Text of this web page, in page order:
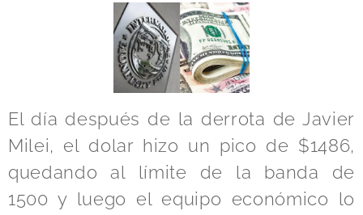
El día después de la derrota de Javier
Milei, el dolar hizo un pico de $1486,
quedando al límite de la banda de
1500 y luego el equipo económico lo